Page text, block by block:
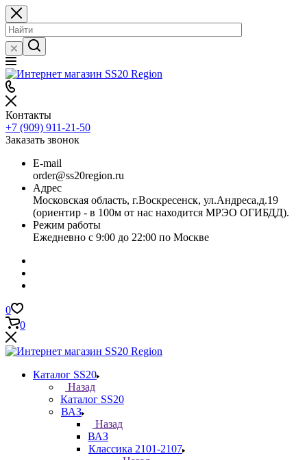
Контакты
+7 (909) 911-21-50
Заказать звонок
E-mail
order@ss20region.ru
Адрес
Московская область, г.Воскресенск, ул.Андреса,д.19
(ориентир - в 100м от нас находится МРЭО ОГИБДД).
Режим работы
Ежедневно с 9:00 до 22:00 по Москве
0
0
Каталог SS20
Назад
Каталог SS20
ВАЗ
Назад
ВАЗ
Классика 2101-2107